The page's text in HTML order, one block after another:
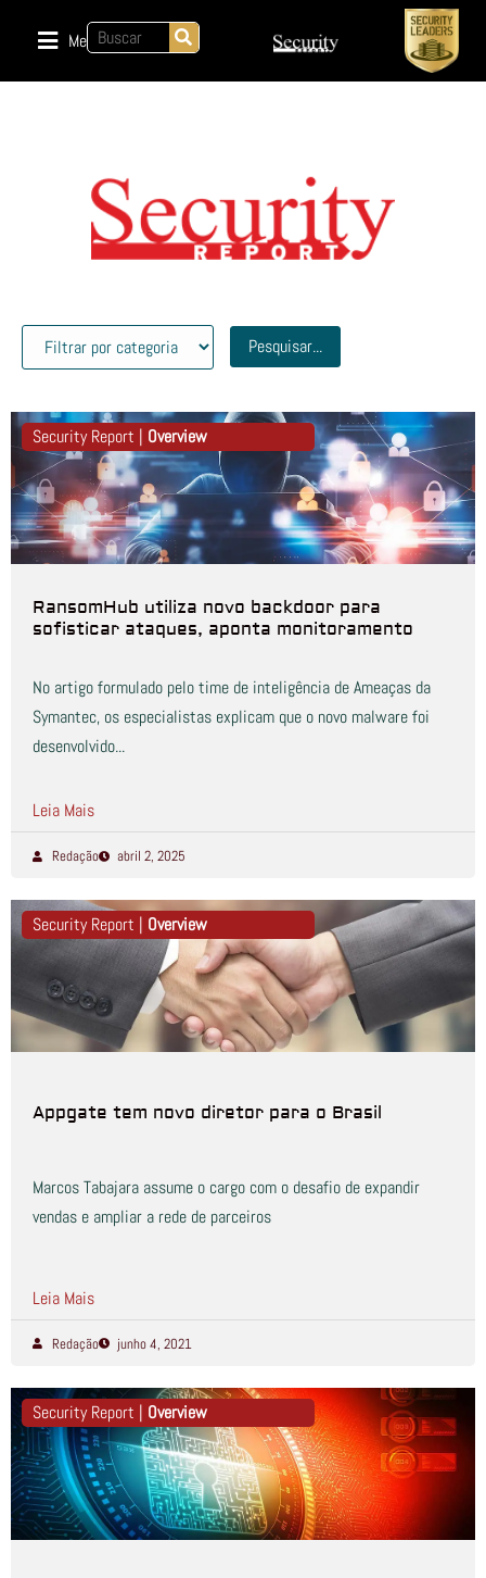
Menu
Pesquisar...
Security Report | Overview
RansomHub utiliza novo backdoor para
sofisticar ataques, aponta monitoramento
No artigo formulado pelo time de inteligência de Ameaças da
Symantec, os especialistas explicam que o novo malware foi
desenvolvido...
Leia Mais
Redação abril 2, 2025
Security Report | Overview
Appgate tem novo diretor para o Brasil
Marcos Tabajara assume o cargo com o desafio de expandir
vendas e ampliar a rede de parceiros
Leia Mais
Redação junho 4, 2021
Security Report | Overview